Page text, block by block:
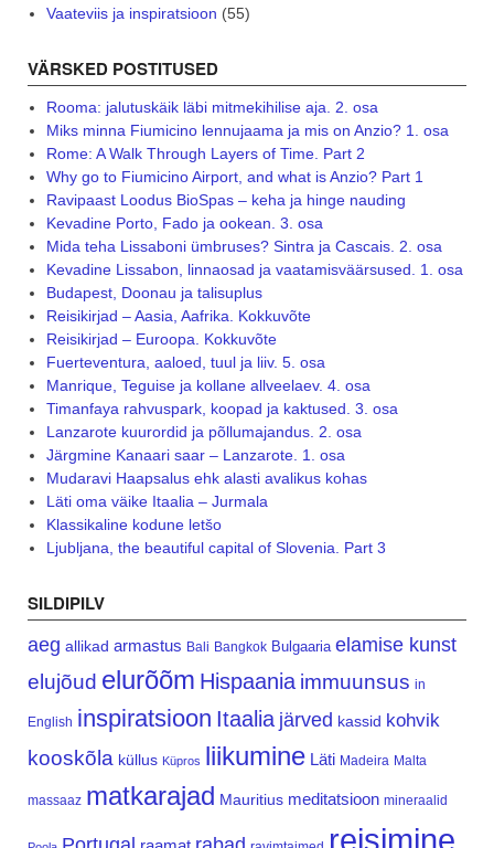
Vaateviis ja inspiratsioon (55)
VÄRSKED POSTITUSED
Rooma: jalutuskäik läbi mitmekihilise aja. 2. osa
Miks minna Fiumicino lennujaama ja mis on Anzio? 1. osa
Rome: A Walk Through Layers of Time. Part 2
Why go to Fiumicino Airport, and what is Anzio? Part 1
Ravipaast Loodus BioSpas – keha ja hinge nauding
Kevadine Porto, Fado ja ookean. 3. osa
Mida teha Lissaboni ümbruses? Sintra ja Cascais. 2. osa
Kevadine Lissabon, linnaosad ja vaatamisväärsused. 1. osa
Budapest, Doonau ja talisuplus
Reisikirjad – Aasia, Aafrika. Kokkuvõte
Reisikirjad – Euroopa. Kokkuvõte
Fuerteventura, aaloed, tuul ja liiv. 5. osa
Manrique, Teguise ja kollane allveelaev. 4. osa
Timanfaya rahvuspark, koopad ja kaktused. 3. osa
Lanzarote kuurordid ja põllumajandus. 2. osa
Järgmine Kanaari saar – Lanzarote. 1. osa
Mudaravi Haapsalus ehk alasti avalikus kohas
Läti oma väike Itaalia – Jurmala
Klassikaline kodune letšo
Ljubljana, the beautiful capital of Slovenia. Part 3
SILDIPILV
aeg allikad armastus Bali Bangkok Bulgaaria elamise kunst
elujõud elurõõm Hispaania immuunsus in
English inspiratsioon Itaalia järved kassid kohvik
kooskõla küllus Küpros liikumine Läti Madeira Malta
massaaz matkarajad Mauritius meditatsioon mineraalid
reisimine